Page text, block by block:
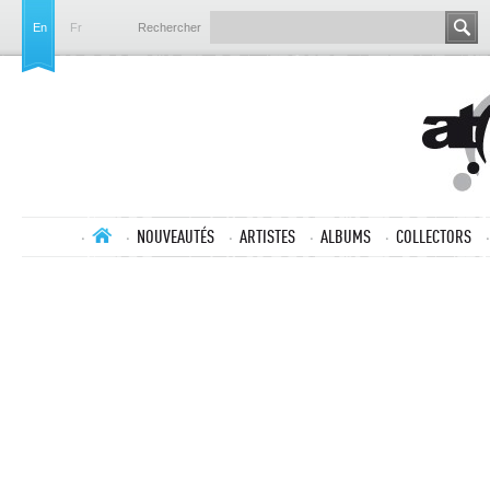
En Fr Rechercher
NOUVEAUTÉS ARTISTES ALBUMS COLLECTORS